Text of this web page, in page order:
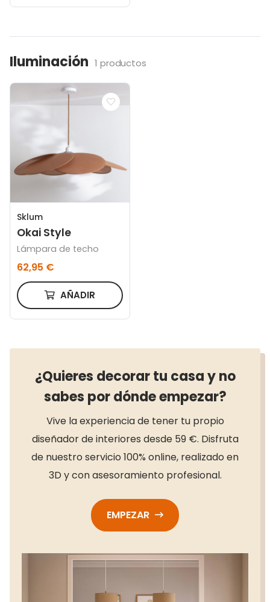
Iluminación 1 productos
Sklum
Okai Style
Lámpara de techo
62,95 €
AÑADIR
¿Quieres decorar tu casa y no
sabes por dónde empezar?
Vive la experiencia de tener tu propio
diseñador de interiores desde 59 €. Disfruta
de nuestro servicio 100% online, realizado en
3D y con asesoramiento profesional.
EMPEZAR